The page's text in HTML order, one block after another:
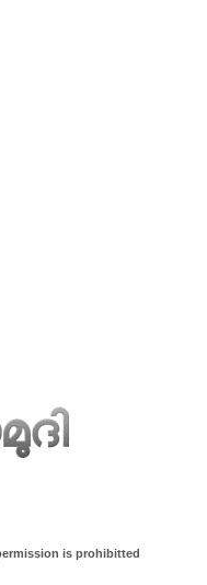
is prohibitted